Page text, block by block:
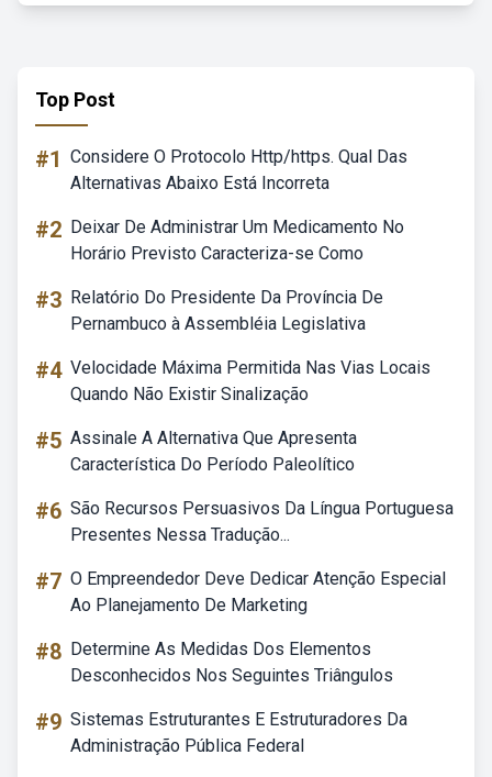
Top Post
#1 Considere O Protocolo Http/https. Qual Das
Alternativas Abaixo Está Incorreta
#2 Deixar De Administrar Um Medicamento No
Horário Previsto Caracteriza-se Como
#3 Relatório Do Presidente Da Província De
Pernambuco à Assembléia Legislativa
#4 Velocidade Máxima Permitida Nas Vias Locais
Quando Não Existir Sinalização
#5 Assinale A Alternativa Que Apresenta
Característica Do Período Paleolítico
#6 São Recursos Persuasivos Da Língua Portuguesa
Presentes Nessa Tradução...
#7 O Empreendedor Deve Dedicar Atenção Especial
Ao Planejamento De Marketing
#8 Determine As Medidas Dos Elementos
Desconhecidos Nos Seguintes Triângulos
#9 Sistemas Estruturantes E Estruturadores Da
Administração Pública Federal